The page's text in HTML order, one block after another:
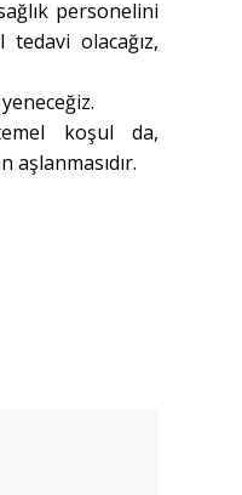
personelini
olacağız,
koşul da,
aşlanmasıdır.